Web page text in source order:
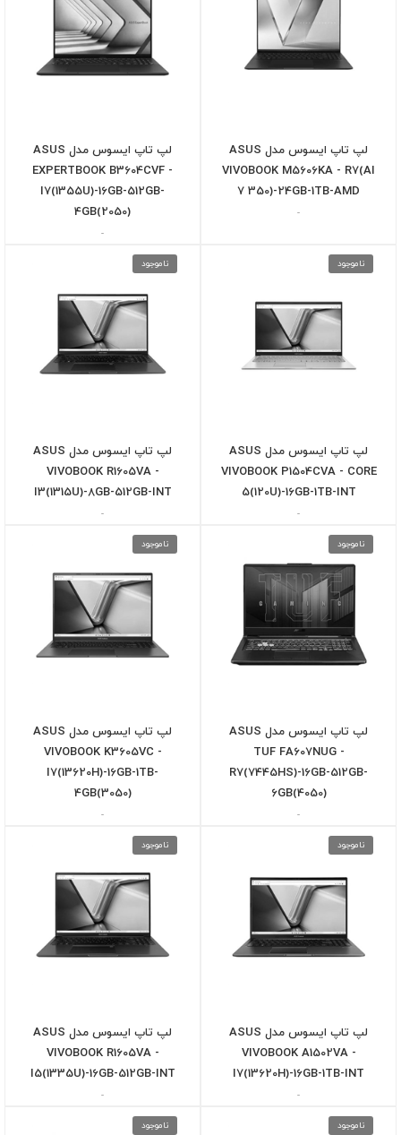
لپ تاپ ایسوس مدل ASUS
VIVOBOOK M5606KA - R7(AI
7 350)-24GB-1TB-AMD
-
لپ تاپ ایسوس مدل ASUS
EXPERTBOOK B3604CVF -
I7(1355U)-16GB-512GB-
4GB(2050)
-
ناموجود
لپ تاپ ایسوس مدل ASUS
VIVOBOOK P1504CVA - CORE
5(120U)-16GB-1TB-INT
-
ناموجود
لپ تاپ ایسوس مدل ASUS
VIVOBOOK R1605VA -
I3(1315U)-8GB-512GB-INT
-
ناموجود
لپ تاپ ایسوس مدل ASUS
TUF FA607NUG -
R7(7445HS)-16GB-512GB-
6GB(4050)
-
ناموجود
لپ تاپ ایسوس مدل ASUS
VIVOBOOK K3605VC -
I7(13620H)-16GB-1TB-
4GB(3050)
-
ناموجود
لپ تاپ ایسوس مدل ASUS
VIVOBOOK A1502VA -
I7(13620H)-16GB-1TB-INT
-
ناموجود
لپ تاپ ایسوس مدل ASUS
VIVOBOOK R1605VA -
I5(1335U)-16GB-512GB-INT
-
ناموجود ناموجود